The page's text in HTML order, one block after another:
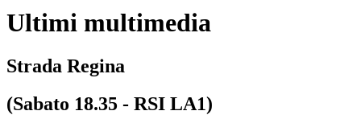
Ultimi multimedia
Strada Regina
(Sabato 18.35 - RSI LA1)